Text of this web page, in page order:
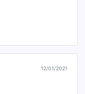
12/01/2021